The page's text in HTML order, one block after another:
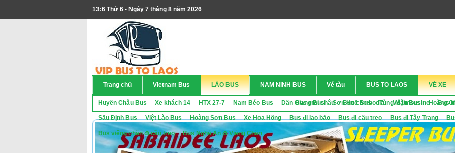
13:6 Thứ 6 - Ngày 7 tháng 8 năm 2026
Trang chủ Vietnam Bus LÀO BUS
Huyền Châu Bus Xe khách 14 HTX 27-7 Nam Béo Bus Dần Giang Bus Sơn Huế Bus Tùng Mậu Bus Hoàng
Sầu Định Bus Việt Lào Bus Hoàng Sơn Bus Xe Hoa Hồng Bus đi lao bảo Bus đi cầu treo Bus đi Tây Trang
Bus viêng chăn đi cầu treo Bus Nghệ An đi Viêng Chăn
NAM NINH BUS Vé tàu BUS TO LAOS VÉ XE
Bus mai châu Bus cambodia Vé limousine Bus